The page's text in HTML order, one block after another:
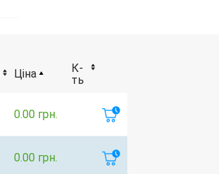
Ціна
К-
ть
0.00 грн.
0.00 грн.